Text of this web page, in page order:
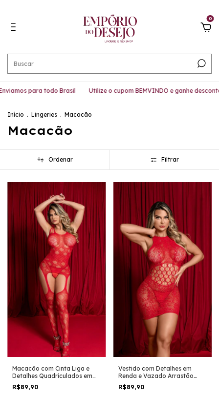
0
para todo Brasil Utilize o cupom BEMVINDO e ganhe desconto!
Início . Lingeries . Macacão
Macacão
Ordenar Filtrar
Macacão com Cinta Liga e
Detalhes Quadriculados em
Renda Y2180
R$89,90
Vestido com Detalhes em
Renda e Vazado Arrastão
Y2178
R$89,90